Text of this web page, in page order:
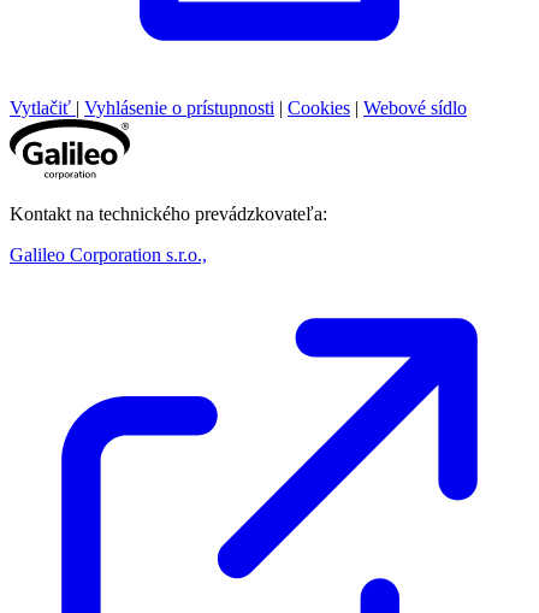
Vytlačiť | Vyhlásenie o prístupnosti | Cookies | Webové sídlo
Kontakt na technického prevádzkovateľa:
Galileo Corporation s.r.o.,